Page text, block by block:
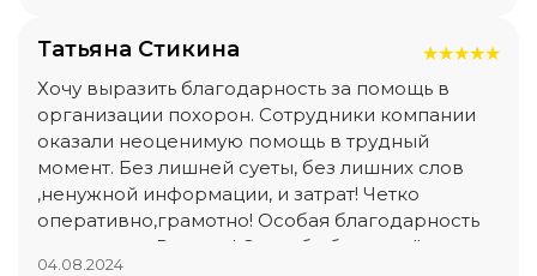
компанию Imperial Ritual за помощь в трудное
и тяжелое время.
Татьяна Стикина ★★★★★
Хочу выразить благодарность за помощь в
организации похорон. Сотрудники компании
оказали неоценимую помощь в трудный
момент. Без лишней суеты, без лишних слов
,ненужной информации, и затрат! Четко
оперативно,грамотно! Особая благодарность
менеджеру Руслану! Спасибо большое!!
04.08.2024